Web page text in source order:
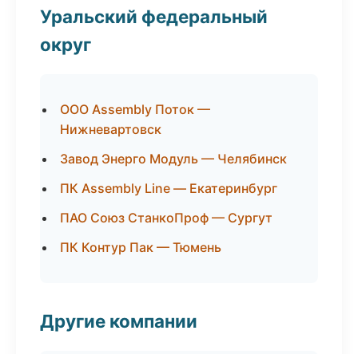
Уральский федеральный
округ
ООО Assembly Поток —
Нижневартовск
Завод Энерго Модуль — Челябинск
ПК Assembly Line — Екатеринбург
ПАО Союз СтанкоПроф — Сургут
ПК Контур Пак — Тюмень
Другие компании